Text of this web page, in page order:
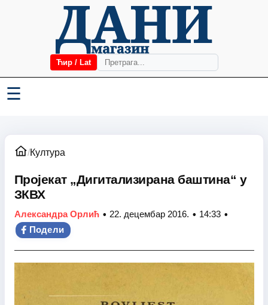
Ћир / Lat
☰
/Култура
Пројекат „Дигитализирана баштина“ у
ЗКВХ
Александра Орлић • 22. децембар 2016. • 14:33 •
Подели